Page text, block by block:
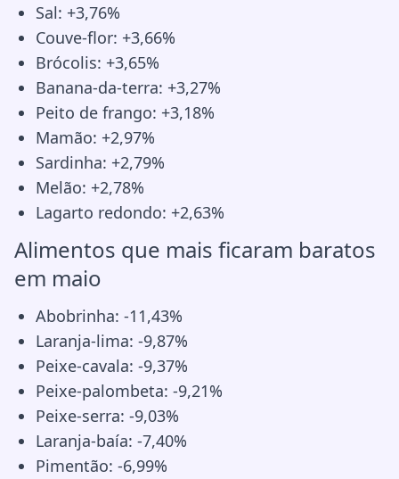
Sal: +3,76%
Couve-flor: +3,66%
Brócolis: +3,65%
Banana-da-terra: +3,27%
Peito de frango: +3,18%
Mamão: +2,97%
Sardinha: +2,79%
Melão: +2,78%
Lagarto redondo: +2,63%
Alimentos que mais ficaram baratos
em maio
Abobrinha: -11,43%
Laranja-lima: -9,87%
Peixe-cavala: -9,37%
Peixe-palombeta: -9,21%
Peixe-serra: -9,03%
Laranja-baía: -7,40%
Pimentão: -6,99%